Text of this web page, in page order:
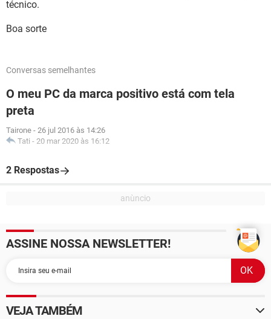
técnico.
Boa sorte
Conversas semelhantes
O meu PC da marca positivo está com tela
preta
Tairone - 26 jul 2016 às 14:26
Tati - 20 mar 2020 às 16:12
2 Respostas
ASSINE NOSSA NEWSLETTER!
VEJA TAMBÉM